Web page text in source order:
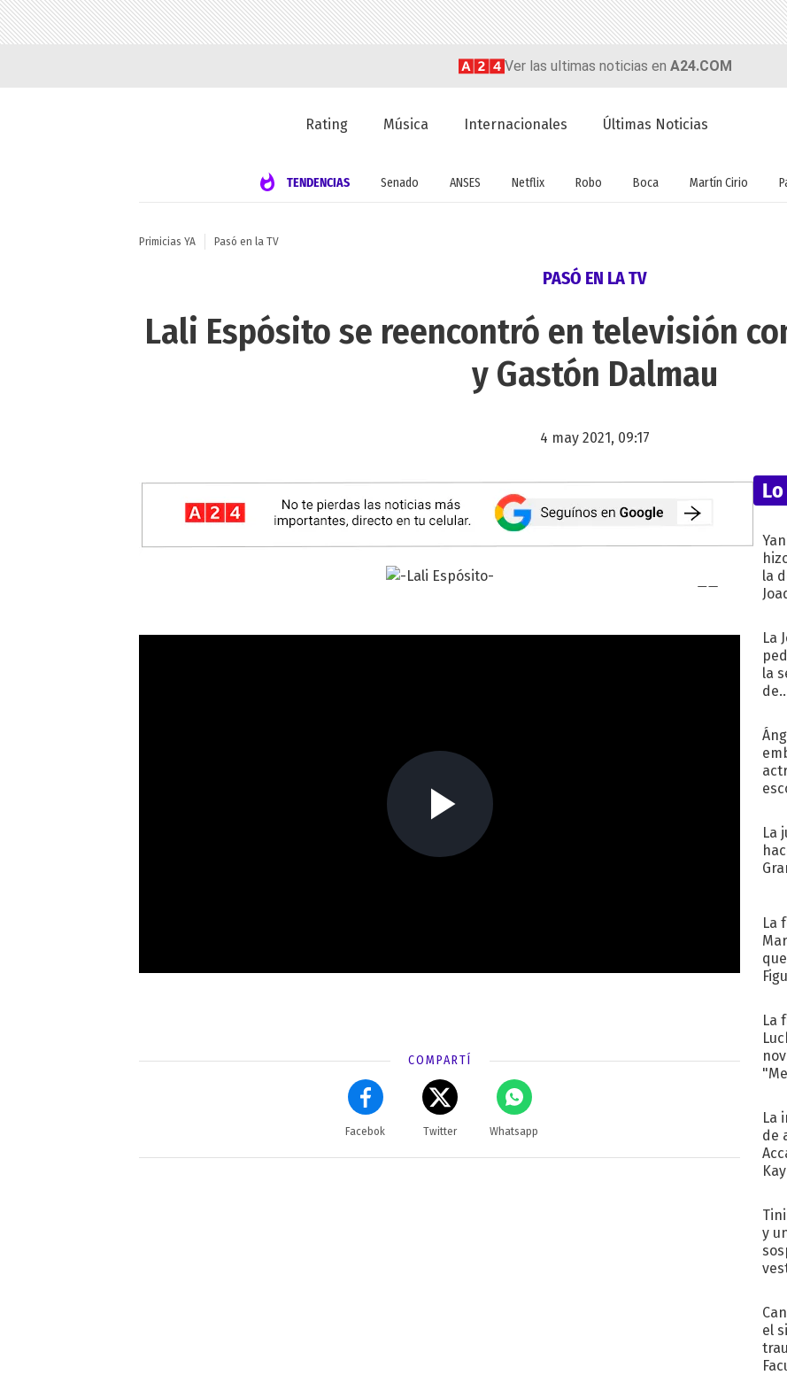
Ver las ultimas noticias en A24.COM
Rating Música Internacionales Últimas Noticias
TENDENCIAS Senado ANSES Netflix Robo Boca Martín Cirio
Primicias YA Pasó en la TV
PASÓ EN LA TV
Lali Espósito se reencontró en televisión
y Gastón Dalmau
4 may 2021, 09:17
COMPARTÍ
Facebok Twitter Whatsapp
la
La
la
La
La
La
La
de
y
el